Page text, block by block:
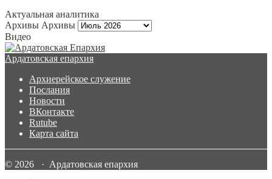
Актуальная аналитика
Архивы Архивы
Видео
Ардатовская епархия
Архиерейское служение
Послания
Новости
ВКонтакте
Rutube
Карта сайта
© 2026 · Ардатовская епархия